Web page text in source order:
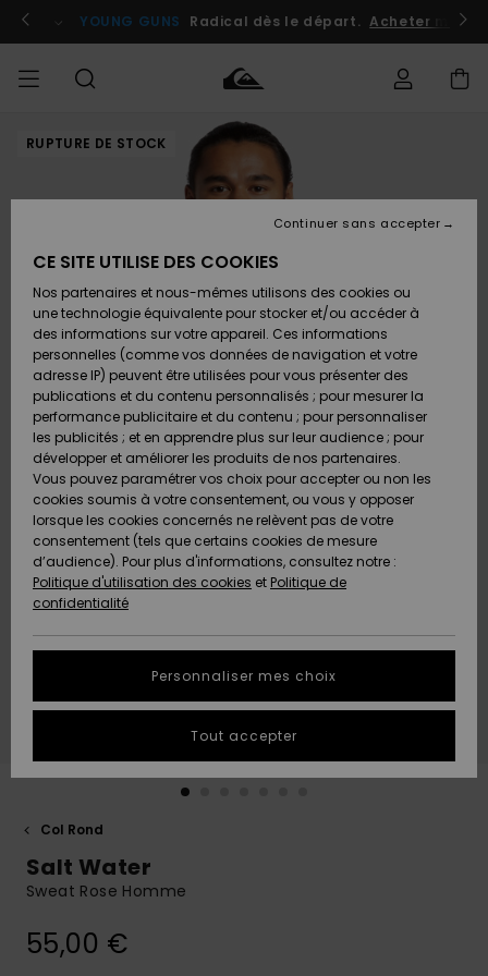
l'information
le
Se connecter / s'inscrire
YOUNG GUNS Radical dès le départ. Acheter
HOMME Vêtements
Chaussures
& Tongs
Surf
Snow
Nouveautés
A
Découvrir
Vêtements
Chaussures
& Tongs
Surf
Snow
Nouveautés
A
Découvrir
FEMME
Shop
A
Découvrir
Snow
SURF
Surf
Shop
Homme
Surf
Shop
Enfant
Highlights
Communauté
SNOW
Snow
Shop
Homme
Snow
Shop
Enfant
Snow
Shop
Femme
A
Découvrir
Communauté
OUTLET
Outlet
Homme
Enfant
Outlet
Femme
AIDE &
CONTACT
Accéder à
commande
Retours
Paiement
Carte
Cadeau
Quiksilver
Freedom
Protection
des
tailles
conversation
à votre
MAGASINS
QUIKSILVER
RUPTURE DE STOCK
Col Rond
Salt Water
Sweat Rose Homme
55,00 €
CE SITE UTILISE DES COOKIES
Nos partenaires et nous-mêmes utilisons des cookies ou
une technologie équivalente pour stocker et/ou accéder à
des informations sur votre appareil. Ces informations
personnelles (comme vos données de navigation et votre
adresse IP) peuvent être utilisées pour vous présenter des
publications et du contenu personnalisés ; pour mesurer la
performance publicitaire et du contenu ; pour personnaliser
les publicités ; et en apprendre plus sur leur audience ; pour
développer et améliorer les produits de nos partenaires.
Vous pouvez paramétrer vos choix pour accepter ou non les
cookies soumis à votre consentement, ou vous y opposer
lorsque les cookies concernés ne relèvent pas de votre
consentement (tels que certains cookies de mesure
d’audience). Pour plus d'informations, consultez notre :
Politique d'utilisation des cookies et Politique de
confidentialité
Personnaliser mes choix
Continuer sans accepter
Tout accepter